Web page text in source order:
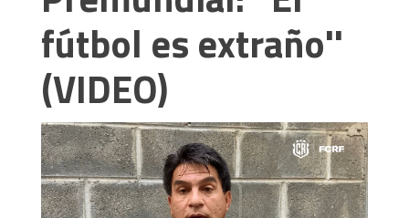
fútbol es extraño''
(VIDEO)